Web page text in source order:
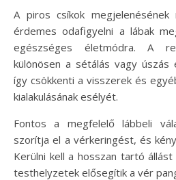
A piros csíkok megjelenésének
érdemes odafigyelni a lábak
egészséges életmódra. A
különösen a sétálás vagy
így csökkenti a visszerek és
kialakulásának esélyét.
Fontos a megfelelő lábbeli
szorítja el a vérkeringést, és
Kerülni kell a hosszan tartó
testhelyzetek elősegítik a vér